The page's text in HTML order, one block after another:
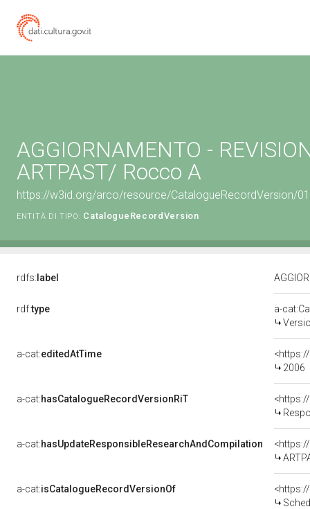
AGGIORNAMENTO -
ARTPAST/ Rocco A
https://w3id.org/arco/resource/CatalogueRecordVersion/
ENTITÀ DI TIPO: CatalogueRecordVersion
rdfs: label
rdf:type
a-
a-cat:editedAtTime
2006
a-cat:hasCatalogueRecordVersionRiT
a-cat:hasUpdateResponsibleResearchAndCompilation
a-cat:isCatalogueRecordVersionOf